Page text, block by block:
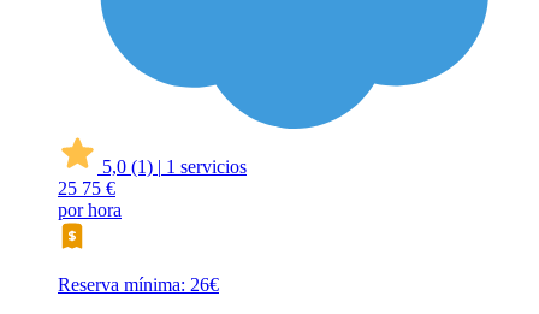
5,0 (1) | 1 servicios
25 75 €
por hora
Reserva mínima: 26€